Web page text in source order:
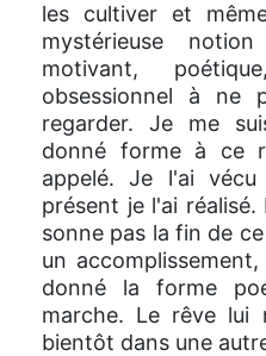
les cultiver et
mystérieuse
motivant,
obsessionnel à ne
regarder. Je me
donné forme à ce
appelé. Je l'ai
présent je l'ai
sonne pas la fin de
un
donné la forme
marche. Le rêve lui
bientôt dans une